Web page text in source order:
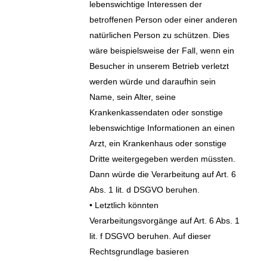
lebenswichtige Interessen der
betroffenen Person oder einer anderen
natürlichen Person zu schützen. Dies
wäre beispielsweise der Fall, wenn ein
Besucher in unserem Betrieb verletzt
werden würde und daraufhin sein
Name, sein Alter, seine
Krankenkassendaten oder sonstige
lebenswichtige Informationen an einen
Arzt, ein Krankenhaus oder sonstige
Dritte weitergegeben werden müssten.
Dann würde die Verarbeitung auf Art. 6
Abs. 1 lit. d DSGVO beruhen.
• Letztlich könnten
Verarbeitungsvorgänge auf Art. 6 Abs. 1
lit. f DSGVO beruhen. Auf dieser
Rechtsgrundlage basieren